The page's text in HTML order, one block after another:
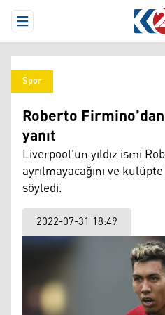
Open Menu
Spor
Roberto
yanıt
Liverpool'un yıldız ismi
ayrılmayacağını ve
söyledi.
2022-07-31 18:49